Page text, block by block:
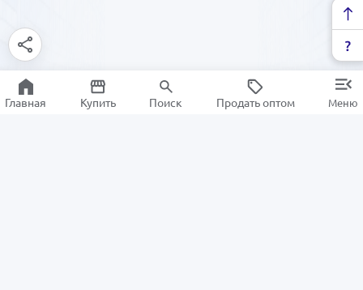
Главная Купить Поиск Продать оптом Меню